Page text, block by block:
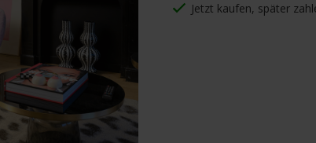
Jetzt kaufen, später